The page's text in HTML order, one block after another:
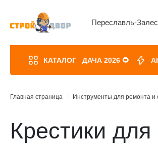
Переславль-
КАТАЛОГ ДАЧА 2026 🌻
Главная страница Инструменты для ремонта и
Крестики